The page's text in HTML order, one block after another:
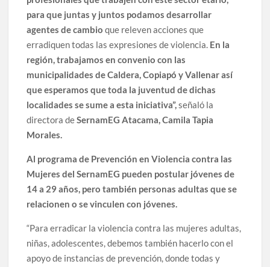
para que juntas y juntos podamos desarrollar
agentes de cambio que releven acciones que
erradiquen todas las expresiones de violencia. En la
región, trabajamos en convenio con las
municipalidades de Caldera, Copiapó y Vallenar así
que esperamos que toda la juventud de dichas
localidades se sume a esta iniciativa”,señaló la
directora deSernamEG Atacama, Camila Tapia
Morales.
Al programa de Prevención en Violencia contra las
Mujeres del SernamEG pueden postular jóvenes de
14 a 29 años, pero también personas adultas que se
relacionen o se vinculen con jóvenes.
“Para erradicar la violencia contra las mujeres adultas,
niñas, adolescentes, debemos también hacerlo con el
apoyo de instancias de prevención, donde todas y